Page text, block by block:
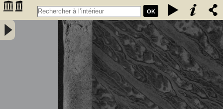
OK
Tableau général du commerce de la France avec ses colonies et les
puissances étrangères ... - Année 1836 - France. Direction générale